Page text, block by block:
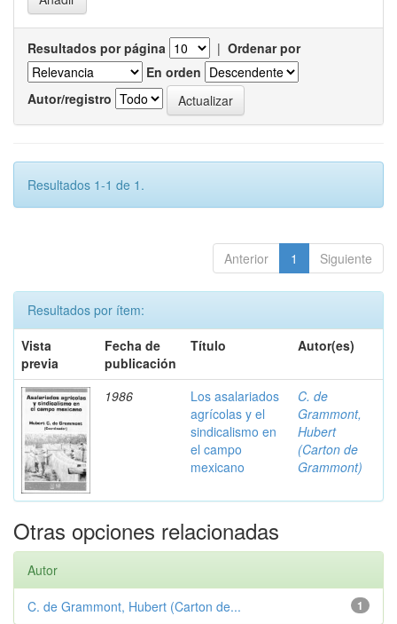
Resultados por página | Ordenar por
En orden
Autor/registro
Resultados 1-1 de 1.
Anterior 1 Siguiente
Resultados por ítem:
Vista
previa
Fecha de
publicación
Título Autor(es)
1986
Los asalariados
agrícolas y el
sindicalismo en
el campo
mexicano
C. de
Grammont,
Hubert
(Carton de
Grammont)
Otras opciones relacionadas
Autor
1
C. de Grammont, Hubert (Carton de...